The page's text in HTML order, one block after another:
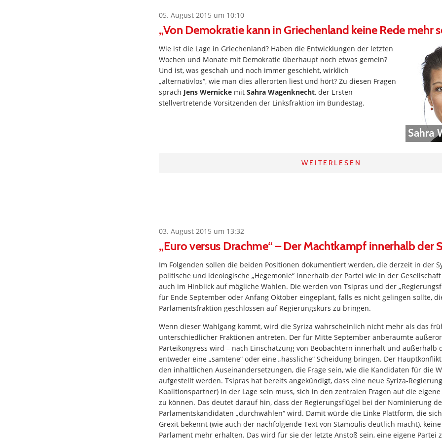
05. August 2015 um 10:10
„Von Demokratie kann in Griechenland keine Rede mehr
Wie ist die Lage in Griechenland? Haben die Entwicklungen der letzten
Wochen und Monate mit Demokratie überhaupt noch etwas gemein?
Und ist, was geschah und noch immer geschieht, wirklich
„alternativlos“, wie man dies allerorten liest und hört? Zu diesen Fragen
sprach Jens Wernicke mit Sahra Wagenknecht, der Ersten
stellvertretende Vorsitzenden der Linksfraktion im Bundestag.
WEITERLESEN
03. August 2015 um 13:32
„Euro versus Drachme“ – Der Machtkampf innerhalb der
Im Folgenden sollen die beiden Positionen dokumentiert werden, die derzeit in der
politische und ideologische „Hegemonie“ innerhalb der Partei wie in der
auch im Hinblick auf mögliche Wahlen. Die werden von Tsipras und der
für Ende September oder Anfang Oktober eingeplant, falls es nicht gelingen sollte,
Parlamentsfraktion geschlossen auf Regierungskurs zu bringen.
Wenn dieser Wahlgang kommt, wird die Syriza wahrscheinlich nicht mehr als das
unterschiedlicher Fraktionen antreten. Der für Mitte September anberaumte
Parteikongress wird – nach Einschätzung von Beobachtern innerhalt und außerhalb
entweder eine „samtene“ oder eine „hässliche“ Scheidung bringen. Der
den inhaltlichen Auseinandersetzungen, die Frage sein, wie die Kandidaten für die
aufgestellt werden. Tsipras hat bereits angekündigt, dass eine neue Syriza-
Koalitionspartner) in der Lage sein muss, sich in den zentralen Fragen auf die
zu können. Das deutet darauf hin, dass der Regierungsflügel bei der Nominierung
Parlamentskandidaten „durchwählen“ wird. Damit würde die Linke Plattform, die
Grexit bekennt (wie auch der nachfolgende Text von Stamoulis deutlich macht),
Parlament mehr erhalten. Das wird für sie der letzte Anstoß sein, eine eigene Partei